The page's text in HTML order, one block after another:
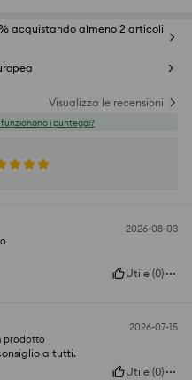
acquistando almeno 2 articoli
Visualizza le recensioni
i punteggi?
2026-08-03
Utile (0)
2026-07-15
prodotto
a tutti.
Utile (0)